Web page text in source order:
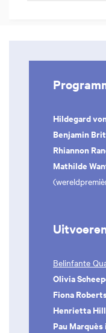
Hildegard
Benjamin
Rhiannon
Mathilde
Belinfante
Olivia
Fiona
Henrietta Hill
Pau Marquès